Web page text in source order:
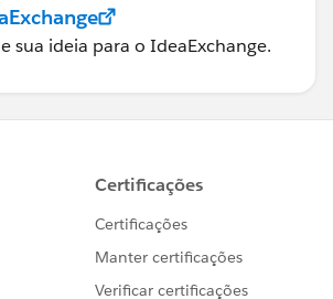
sua ideia para o IdeaExchange.